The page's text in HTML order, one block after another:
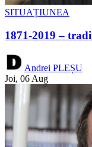
SITUAȚIUNEA
1871-2019 –
Andrei PLEȘU
Joi, 06 Aug